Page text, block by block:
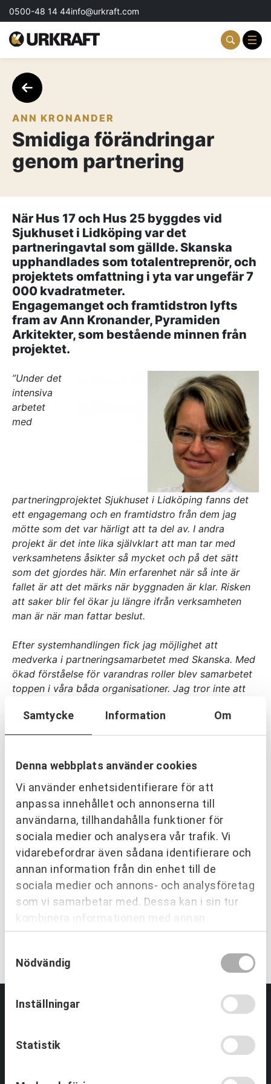
Samtycke Information Om
Denna webbplats använder cookies
Vi använder enhetsidentifierare för att
anpassa innehållet och annonserna till
användarna, tillhandahålla funktioner för
sociala medier och analysera vår trafik. Vi
vidarebefordrar även sådana identifierare och
annan information från din enhet till de
sociala medier och annons- och analysföretag
som vi samarbetar med. Dessa kan i sin tur
kombinera informationen med annan
information som du har tillhandahållit eller
som de har samlat in när du har använt deras
tjänster.
Nödvändig
Inställningar
Statistik
0500-48 14 44info@urkraft.com
Partnering & Samverkan
Event & Aktiviteter
Profil & Kommunikation
Aktuellt
Kontakta oss
Om oss
Referenser
AKTUELLT
— Inre hamnen etapp 2 – tillsammans bygger
vi framtidens Norrköping
— Erfarenhetsåterföring skapar mervärde i
strategisk partnering
—
Vem leder processerna när projekten blir
allt mer komplexa?
—
Partnering i praktiken – Växjös nya simhall
går in i produktion
KONTAKT
ANN KRONANDER
Smidiga förändringar
genom partnering
När Hus 17 och Hus 25 byggdes vid
Sjukhuset i Lidköping var det
partneringavtal som gällde. Skanska
upphandlades som totalentreprenör, och
projektets omfattning i yta var ungefär 7
000 kvadratmeter.
Engagemanget och framtidstron lyfts
fram av Ann Kronander, Pyramiden
Arkitekter, som bestående minnen från
projektet.
”Under det
intensiva
arbetet
med
partneringprojektet Sjukhuset i Lidköping fanns det
ett engagemang och en framtidstro från dem jag
mötte som det var härligt att ta del av. I andra
projekt är det inte lika självklart att man tar med
verksamhetens åsikter så mycket och på det sätt
som det gjordes här. Min erfarenhet när så inte är
fallet är att det märks när byggnaden är klar. Risken
att saker blir fel ökar ju längre ifrån verksamheten
man är när man fattar beslut.
Efter systemhandlingen fick jag möjlighet att
medverka i partneringsamarbetet med Skanska. Med
ökad förståelse för varandras roller blev samarbetet
toppen i våra båda organisationer. Jag tror inte att
som vi gjorde under tiden utan partnering. Det känns
jättebra att ha varit del av denna process och jag gör
Ann Kronander
17 & Hus 25 – Sjukhuset i Lidköping.
EN TRYGG SAMARBETSPARTNER
Vi utvecklar människor och
organisationer över hela Sverige.